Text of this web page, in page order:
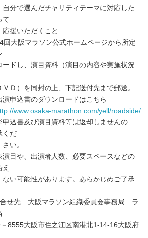
ャリティテーマに対応した
て
くこと
マラソン公式ホームページから所定
資料（演目の内容や実施状況
の上、下記送付先まで郵送。
ウンロードはこちら
www.osaka-marathon.com/yell/roadside/
目資料等は返却しませんの
くだ
者人数、必要スペースなどの
え
ります。あらかじめご了承
合せ先 大阪マラソン組織委員会事務局 ラ
大阪市住之江区南港北1-14-16大阪府